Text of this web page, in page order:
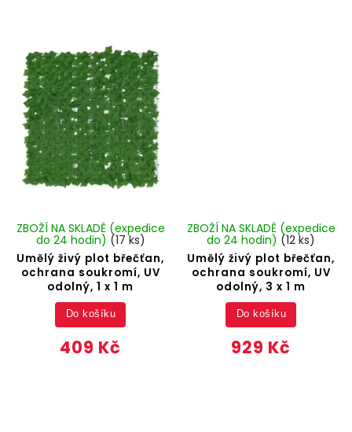
Umělý živý plot břečťan,
ochrana soukromí, UV
odolný, 1 x 1 m
ZBOŽÍ NA SKLADĚ (expedice
do 24 hodin) (17 ks)
409 Kč
Do košíku
Umělý živý plot břečťan,
ochrana soukromí, UV
odolný, 3 x 1 m
ZBOŽÍ NA SKLADĚ (expedice
do 24 hodin) (12 ks)
929 Kč
Do košíku